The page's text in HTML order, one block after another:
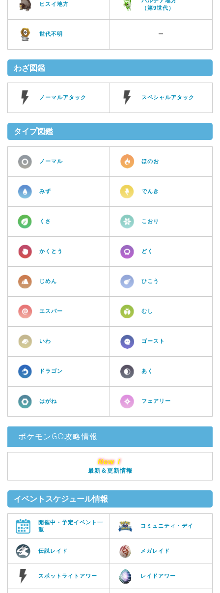
ヒスイ地方
（第9世代）
世代不明 ー
わざ図鑑
ノーマルアタック スペシャルアタック
タイプ図鑑
ノーマル ほのお
みず でんき
くさ こおり
かくとう どく
じめん ひこう
エスパー むし
いわ ゴースト
ドラゴン あく
はがね フェアリー
ポケモンGO攻略情報
New！
最新＆更新情報
イベントスケジュール情報
開催中・予定イベント一
覧
コミュニティ・デイ
伝説レイド メガレイド
スポットライトアワー レイドアワー